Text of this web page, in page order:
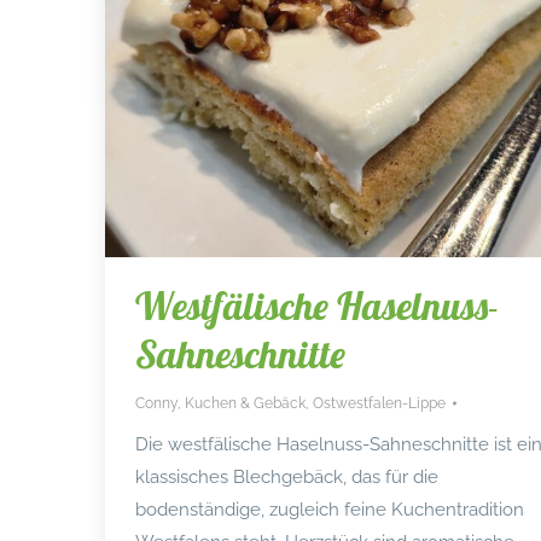
Westfälische Haselnuss-
Sahneschnitte
Conny, Kuchen & Gebäck, Ostwestfalen-Lippe
Die westfälische Haselnuss-Sahneschnitte ist ein
klassisches Blechgebäck, das für die
bodenständige, zugleich feine Kuchentradition